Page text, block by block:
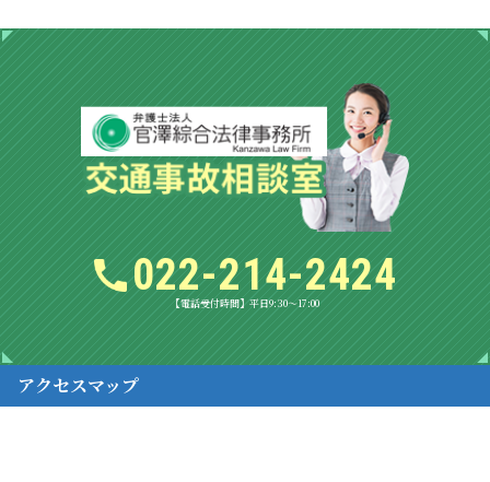
022-214-2424
【電話受付時間】平日9:30～17:00
アクセスマップ